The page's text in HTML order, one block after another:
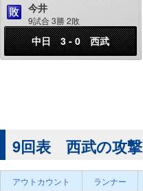
今井
9試合 3勝 2敗
中日 3 - 0 西武
9回表 西武の攻撃
アウトカウント ランナー